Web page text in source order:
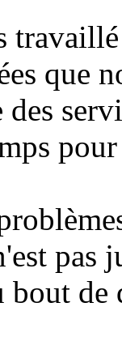
que
pas
de